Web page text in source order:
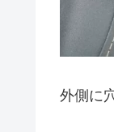
外側に